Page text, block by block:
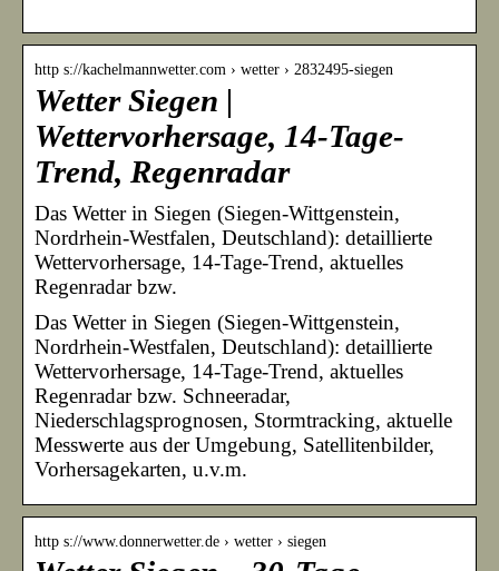
http s://kachelmannwetter.com › wetter › 2832495-siegen
Wetter Siegen |
Wettervorhersage, 14-Tage-
Trend, Regenradar
Das Wetter in Siegen (Siegen-Wittgenstein,
Nordrhein-Westfalen, Deutschland): detaillierte
Wettervorhersage, 14-Tage-Trend, aktuelles
Regenradar bzw.
Das Wetter in Siegen (Siegen-Wittgenstein,
Nordrhein-Westfalen, Deutschland): detaillierte
Wettervorhersage, 14-Tage-Trend, aktuelles
Regenradar bzw. Schneeradar,
Niederschlagsprognosen, Stormtracking, aktuelle
Messwerte aus der Umgebung, Satellitenbilder,
Vorhersagekarten, u.v.m.
http s://www.donnerwetter.de › wetter › siegen